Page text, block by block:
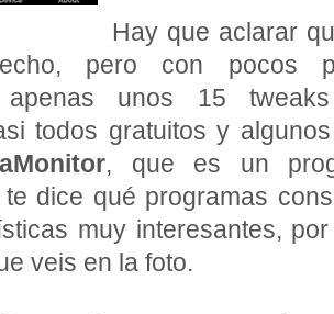
Hay que aclarar
pero con pocos
apenas unos 15
todos gratuitos y
, que es un
dice qué programas
muy interesantes,
veis en la foto.